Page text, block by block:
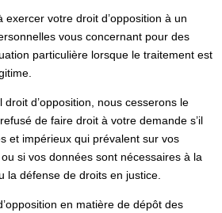
exercer votre droit d’opposition à un
vous concernant pour des
particulière lorsque le traitement est
droit d’opposition, nous cesserons le
de faire droit à votre demande s’il
et impérieux qui prévalent sur vos
si vos données sont nécessaires à la
la défense de droits en justice.
en matière de dépôt des